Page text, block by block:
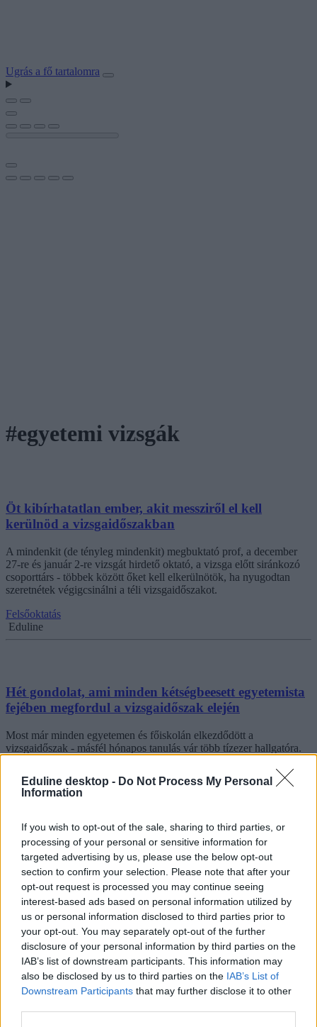
Eduline desktop - Do Not Process My Personal
Information
If you wish to opt-out of the sale, sharing to third parties, or
processing of your personal or sensitive information for
targeted advertising by us, please use the below opt-out
section to confirm your selection. Please note that after your
opt-out request is processed you may continue seeing
interest-based ads based on personal information utilized by
us or personal information disclosed to third parties prior to
your opt-out. You may separately opt-out of the further
disclosure of your personal information by third parties on the
IAB’s list of downstream participants. This information may
also be disclosed by us to third parties on the IAB’s List of
Downstream Participants that may further disclose it to other
Ugrás a fő tartalomra
#egyetemi vizsgák
Öt kibírhatatlan ember, akit messziről el kell
kerülnöd a vizsgaidőszakban
A mindenkit (de tényleg mindenkit) megbuktató prof, a december
27-re és január 2-re vizsgát hirdető oktató, a vizsga előtt siránkozó
csoporttárs - többek között őket kell elkerülnötök, ha nyugodtan
szeretnétek végigcsinálni a téli vizsgaidőszakot.
Felsőoktatás
Eduline
Hét gondolat, ami minden kétségbeesett egyetemista
fejében megfordul a vizsgaidőszak elején
Most már minden egyetemen és főiskolán elkezdődött a
vizsgaidőszak - másfél hónapos tanulás vár több tízezer hallgatóra.
Felsőoktatás
Eduline